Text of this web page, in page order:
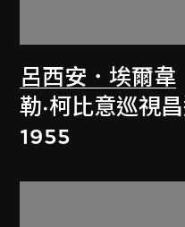
呂西安．埃爾韋
勒·柯比意巡視
1955